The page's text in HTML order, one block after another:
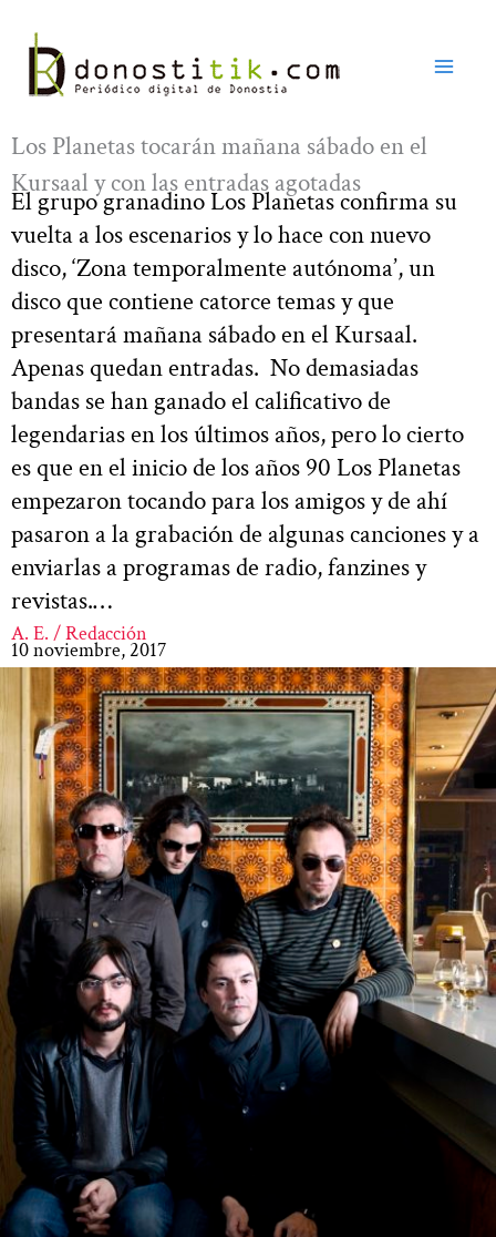
contenido
Los Planetas tocarán mañana sábado en el
Kursaal y con las entradas agotadas
El grupo granadino Los Planetas confirma su
vuelta a los escenarios y lo hace con nuevo
disco, ‘Zona temporalmente autónoma’, un
disco que contiene catorce temas y que
presentará mañana sábado en el Kursaal.
Apenas quedan entradas. No demasiadas
bandas se han ganado el calificativo de
legendarias en los últimos años, pero lo cierto
es que en el inicio de los años 90 Los Planetas
empezaron tocando para los amigos y de ahí
pasaron a la grabación de algunas canciones y a
enviarlas a programas de radio, fanzines y
revistas.…
A. E. / Redacción
10 noviembre, 2017